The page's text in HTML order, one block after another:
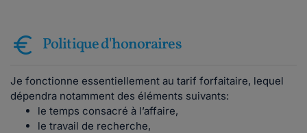
Politique d'honoraires
Je fonctionne essentiellement au tarif forfaitaire, lequel
dépendra notamment des éléments suivants:
le temps consacré à l’affaire,
le travail de recherche,